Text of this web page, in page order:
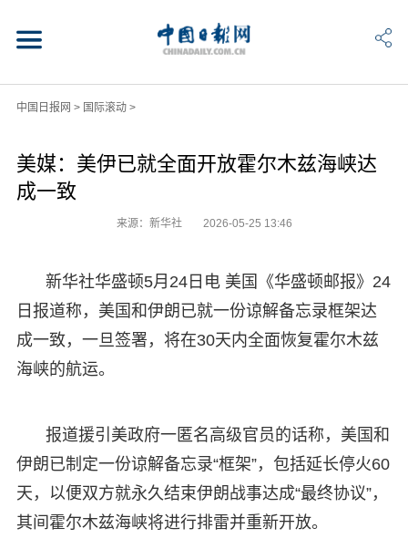
中国日报网 > 国际滚动>
美媒：美伊已就全面开放霍尔木兹海峡达
成一致
来源：新华社 2026-05-25 13:46
新华社华盛顿5月24日电 美国《华盛顿邮报》24
日报道称，美国和伊朗已就一份谅解备忘录框架达
成一致，一旦签署，将在30天内全面恢复霍尔木兹
海峡的航运。
报道援引美政府一匿名高级官员的话称，美国和
伊朗已制定一份谅解备忘录“框架”，包括延长停火60
天，以便双方就永久结束伊朗战事达成“最终协议”，
其间霍尔木兹海峡将进行排雷并重新开放。